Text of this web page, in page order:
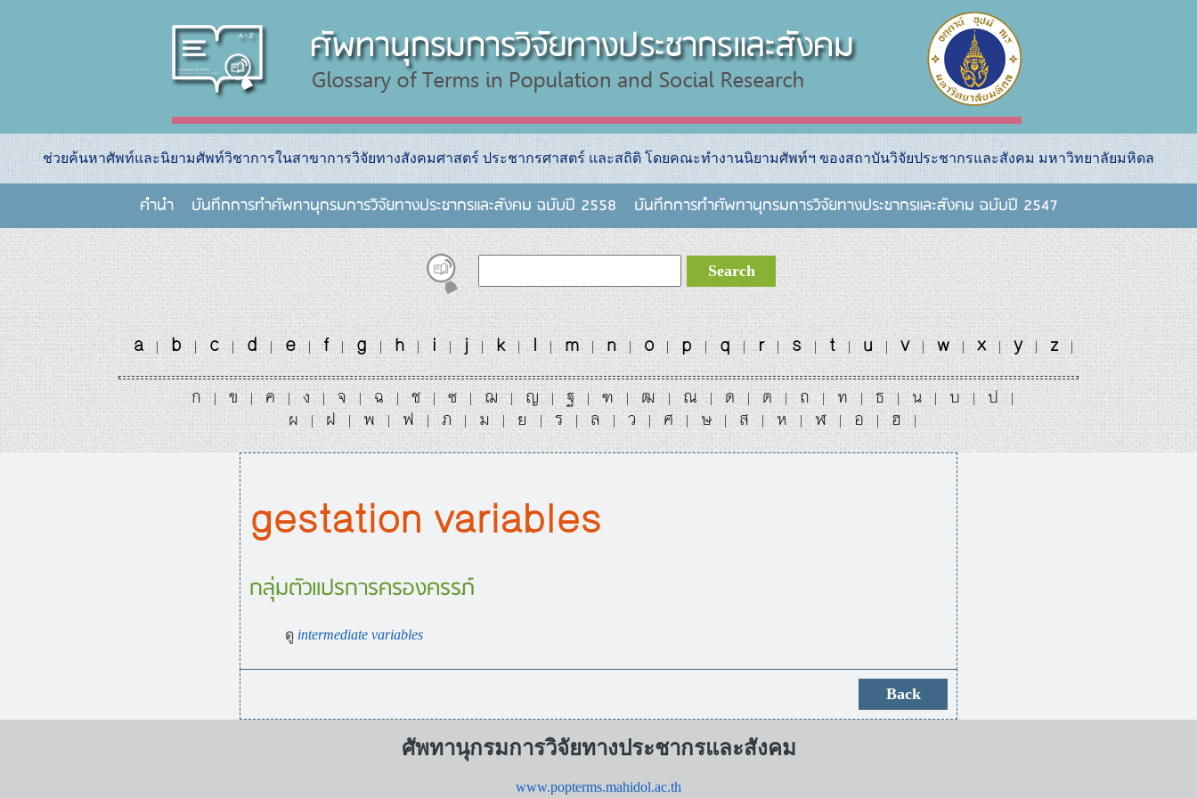
ช่วยค้นหาศัพท์และนิยามศัพท์วิชาการในสาขาการวิจัยทางสังคมศาสตร์ ประชากรศาสตร์ และสถิติ โดยคณะทำงานนิยามศัพท์ฯ ของสถาบันวิจัยประชากรและสังคม มหาวิทยาลัยมหิดล
คำนำ บันทึกการทําศัพทานุกรมการวิจัยทางประชากรและสังคม ฉบับปี 2558 บันทึกการทําศัพทานุกรมการวิจัยทางประชากรและสังคม ฉบับปี 2547
a | b | c | d | e | f | g | h | i | j | k | l | m | n | o | p | q | r | s | t | u | v | w | x | y | z |
ก | ข | ค | ง | จ | ฉ | ช | ซ | ฌ | ญ | ฐ | ฑ | ฒ | ณ | ด | ต | ถ | ท | ธ | น | บ | ป |
ผ | ฝ | พ | ฟ | ภ | ม | ย | ร | ล | ว | ศ | ษ | ส | ห | ฬ | อ | ฮ |
gestation variables
กลุ่มตัวแปรการครองครรภ์
ดู intermediate variables
ศัพทานุกรมการวิจัยทางประชากรและสังคม
www.popterms.mahidol.ac.th